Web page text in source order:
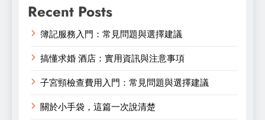
Recent Posts
簿記服務入門：常見問題與選擇建議
搞懂求婚 酒店：實用資訊與注意事項
子宮頸檢查費用入門：常見問題與選擇建議
關於小手袋，這篇一次說清楚